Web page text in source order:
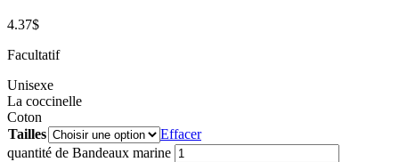
4.37$
Facultatif
Unisexe
La coccinelle
Coton
Tailles
Effacer
quantité de Bandeaux marine